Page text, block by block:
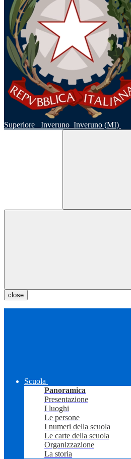
Superiore
Inveruno Inveruno (MI)
close
Scuola
Panoramica
Presentazione
I luoghi
Le persone
I numeri della scuola
Le carte della scuola
Organizzazione
La storia